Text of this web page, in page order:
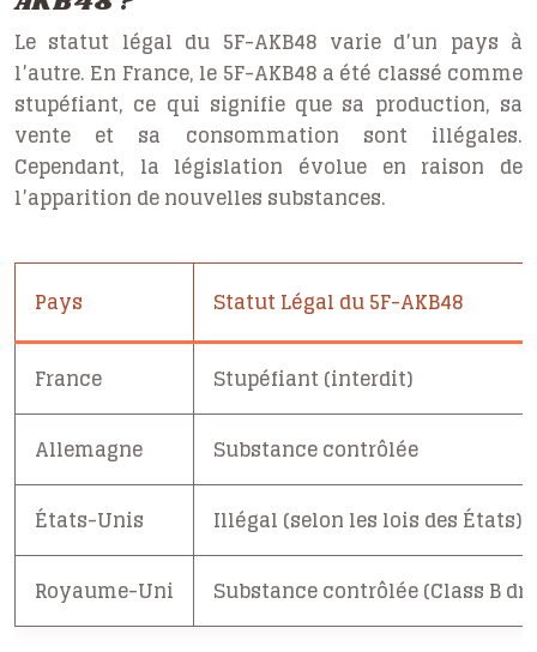
Le statut légal du 5F-AKB48 varie d’un pays à
l’autre. En France, le 5F-AKB48 a été classé comme
stupéfiant, ce qui signifie que sa production, sa
vente et sa consommation sont illégales.
Cependant, la législation évolue en raison de
l’apparition de nouvelles substances.
Pays Statut Légal du 5F-AKB48
France Stupéfiant (interdit)
Allemagne Substance contrôlée
États-Unis Illégal (selon les lois des États)
Royaume-Uni Substance contrôlée (Class B